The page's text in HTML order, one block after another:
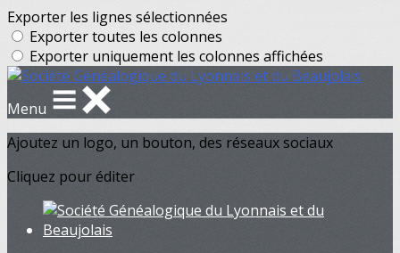
Exporter les lignes sélectionnées
Exporter toutes les colonnes
Exporter uniquement les colonnes affichées
Menu
Ajoutez un logo, un bouton, des réseaux sociaux
Cliquez pour éditer